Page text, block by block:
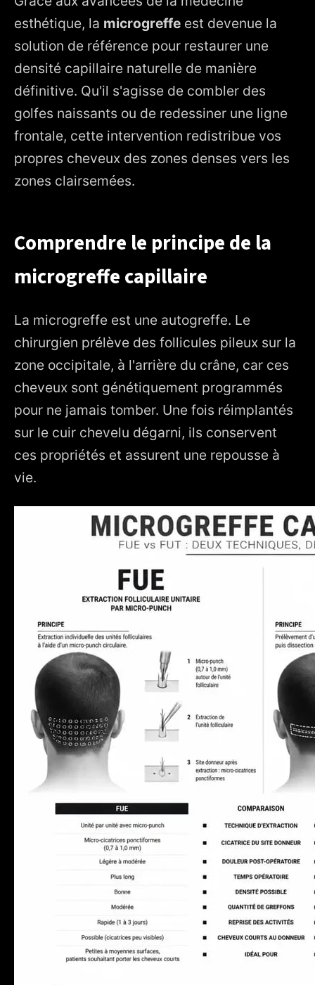
4. Résultats, coûts et limites de l'intervention
esthétique, la microgreffe est devenue la
solution de référence pour restaurer une
densité capillaire naturelle de manière
définitive. Qu'il s'agisse de combler des
golfes naissants ou de redessiner une ligne
frontale, cette intervention redistribue vos
propres cheveux des zones denses vers les
zones clairsemées.
Comprendre le principe de la
microgreffe capillaire
La microgreffe est une autogreffe. Le
chirurgien prélève des follicules pileux sur la
zone occipitale, à l'arrière du crâne, car ces
cheveux sont génétiquement programmés
pour ne jamais tomber. Une fois réimplantés
sur le cuir chevelu dégarni, ils conservent
ces propriétés et assurent une repousse à
vie.